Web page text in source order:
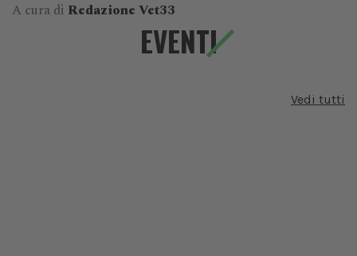
A cura di Redazione Vet33
EVENTI
Vedi tutti